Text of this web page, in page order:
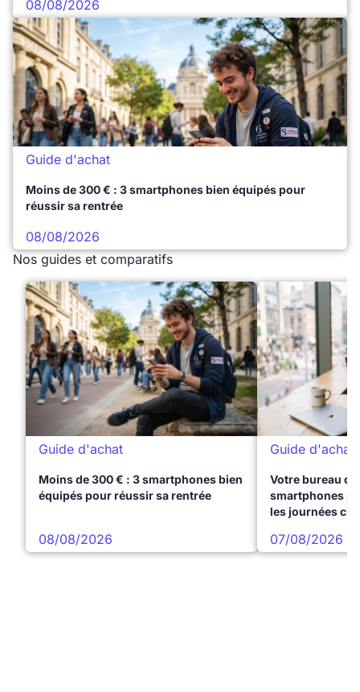
08/08/2026
Guide d'achat
Moins de 300 € : 3 smartphones bien équipés pour
réussir sa rentrée
08/08/2026
Nos guides et comparatifs
Guide d'achat
Moins de 300 € : 3 smartphones bien
équipés pour réussir sa rentrée
08/08/2026
Guide d'achat
Votre bureau
smartphones
les journées
07/08/2026